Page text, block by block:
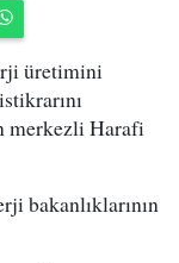
üretimini
merkezli Harafi
bakanlıklarının